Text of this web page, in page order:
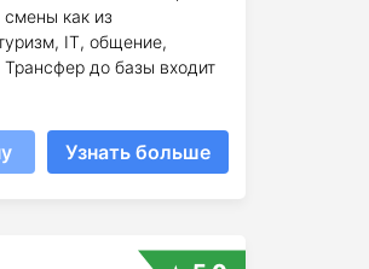
как из
IT, общение,
до базы входит
Узнать больше